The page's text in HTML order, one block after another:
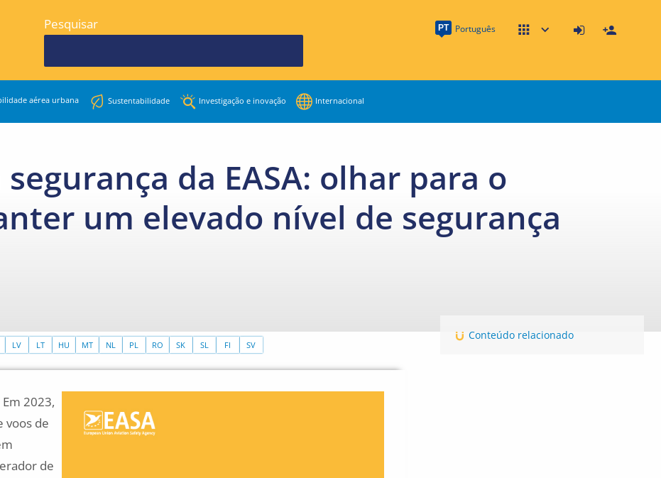
Pesquisar PT Português
aérea urbana Sustentabilidade Investigação e inovação Internacional
da EASA: olhar para o
um elevado nível de segurança
Conteúdo relacionado
LV LT HU MT NL PL RO SK SL FI SV
2023,
voos de
de